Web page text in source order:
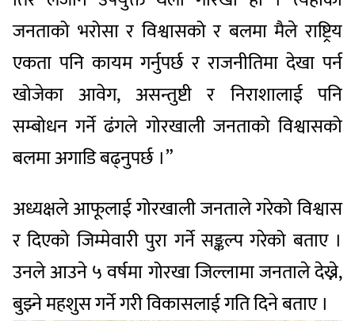
जनताको भरोसा र विश्वासको र बलमा मैले राष्ट्रिय
एकता पनि कायम गर्नुपर्छ र राजनीतिमा देखा पर्न
खोजेका आवेग, असन्तुष्टी र निराशालाई पनि
सम्बोधन गर्ने ढंगले गोरखाली जनताको विश्वासको
बलमा अगाडि बढ्नुपर्छ ।”
अध्यक्षले आफूलाई गोरखाली जनताले गरेको विश्वास
र दिएको जिम्मेवारी पुरा गर्ने सङ्कल्प गरेको बताए ।
उनले आउने ५ वर्षमा गोरखा जिल्लामा जनताले देख्ने,
बुझ्ने महशुस गर्ने गरी विकासलाई गति दिने बताए ।